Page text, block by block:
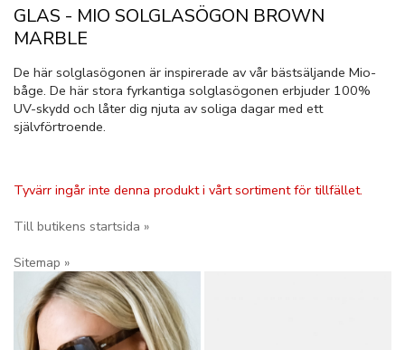
GLAS - MIO SOLGLASÖGON BROWN
MARBLE
De här solglasögonen är inspirerade av vår bästsäljande Mio-
båge. De här stora fyrkantiga solglasögonen erbjuder 100%
UV-skydd och låter dig njuta av soliga dagar med ett
självförtroende.
Tyvärr ingår inte denna produkt i vårt sortiment för tillfället.
Till butikens startsida »
Sitemap »